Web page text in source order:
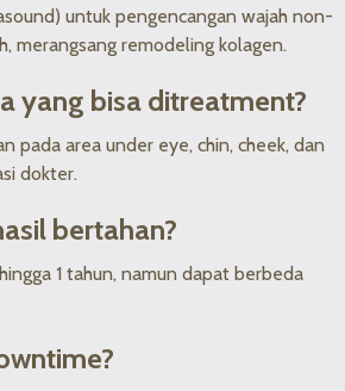
untuk pengencangan wajah non-
merangsang remodeling kolagen.
yang bisa ditreatment?
pada area under eye, chin, cheek, dan
dokter.
bertahan?
1 tahun, namun dapat berbeda